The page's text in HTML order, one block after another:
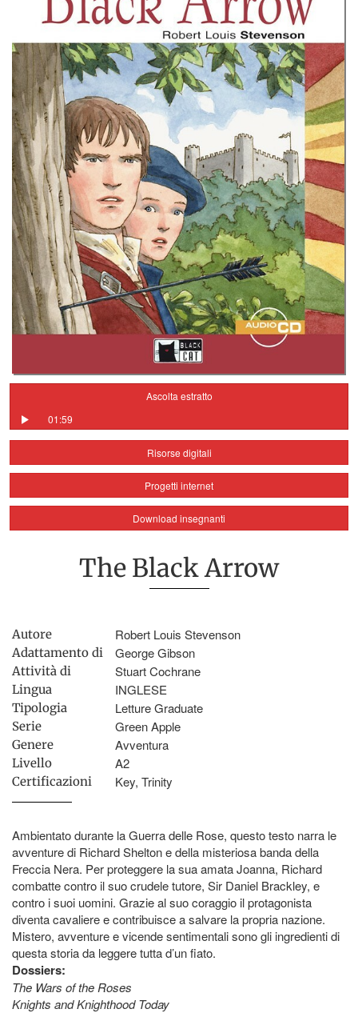
Ascolta estratto
01:59
Risorse digitali
Progetti internet
Download insegnanti
The Black Arrow
Autore Robert Louis Stevenson
Adattamento di George Gibson
Attività di Stuart Cochrane
Lingua INGLESE
Tipologia Letture Graduate
Serie Green Apple
Genere Avventura
Livello A2
Certificazioni Key, Trinity
Ambientato durante la Guerra delle Rose, questo testo narra le
avventure di Richard Shelton e della misteriosa banda della
Freccia Nera. Per proteggere la sua amata Joanna, Richard
combatte contro il suo crudele tutore, Sir Daniel Brackley, e
contro i suoi uomini. Grazie al suo coraggio il protagonista
diventa cavaliere e contribuisce a salvare la propria nazione.
Mistero, avventure e vicende sentimentali sono gli ingredienti di
questa storia da leggere tutta d’un fiato.
Dossiers:
The Wars of the Roses
Knights and Knighthood Today